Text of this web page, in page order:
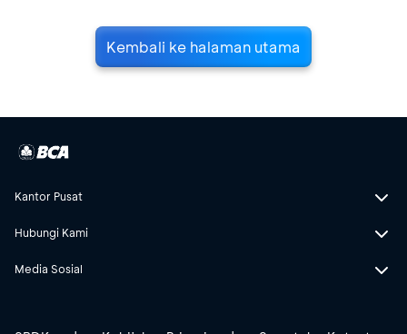
Kembali ke halaman utama
Kantor Pusat
Hubungi Kami
Media Sosial